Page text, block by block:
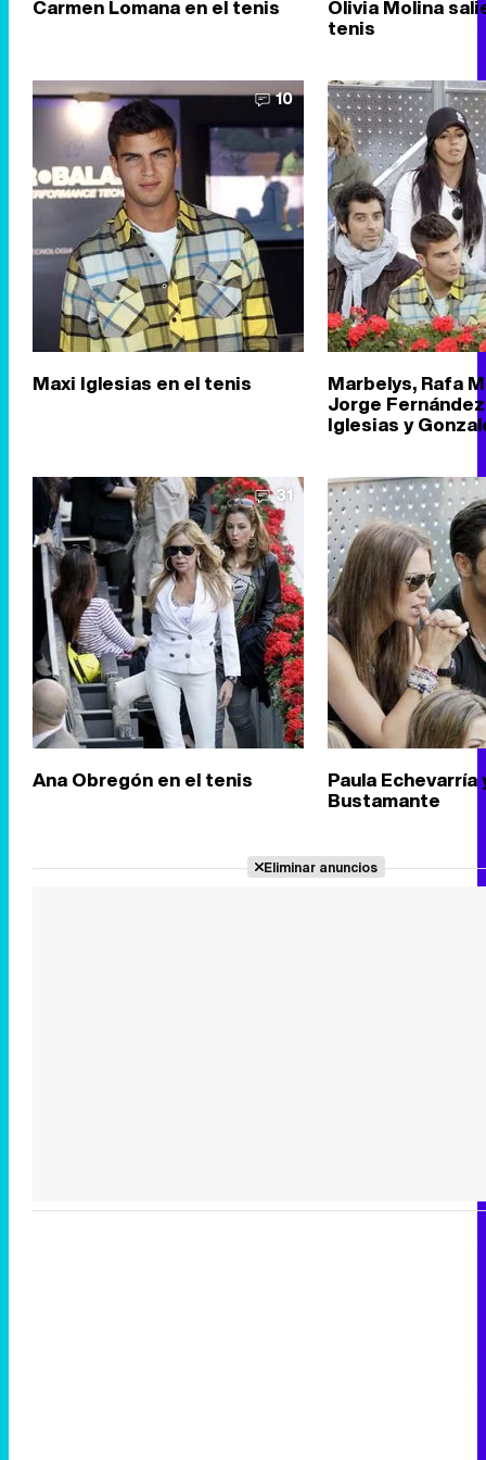
Carmen Lomana en el tenis Olivia Molina
tenis
10
Maxi Iglesias en el tenis Marbelys, Rafa
Jorge
Iglesias y
31
Ana Obregón en el tenis Paula Echevarría
Bustamante
Eliminar anuncios